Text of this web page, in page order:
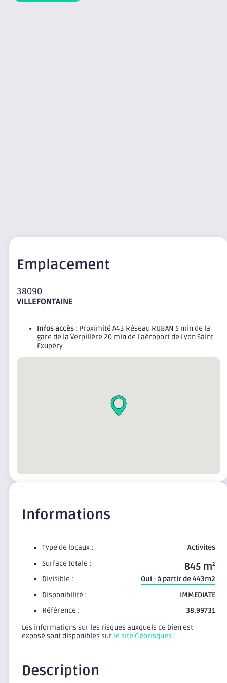
Emplacement
38090
VILLEFONTAINE
Infos accès : Proximité A43 Réseau RUBAN 5 min de la
gare de la Verpillère 20 min de l'aéroport de Lyon Saint
Exupéry
Informations
Type de locaux :
Activites
Surface totale :
845 m2
Divisible :
Oui - à partir de 443m2
Disponibilité :
IMMEDIATE
Référence :
38.99731
Les informations sur les risques auxquels ce bien est
exposé sont disponibles sur le site Géorisques
Description